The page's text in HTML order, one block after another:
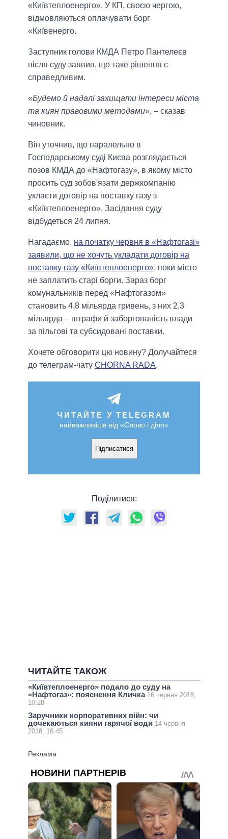
«Київтеплоенерго». У КП, своєю чергою,
відмовляються оплачувати борг
«Київенерго.
Заступник голови КМДА Петро Пантелеєв
після суду заявив, що таке рішення є
справедливим.
«Будемо й надалі захищати інтереси міста
та киян правовими методами», – сказав
чиновник.
Він уточнив, що паралельно в
Господарському суді Києва розглядається
позов КМДА до «Нафтогазу», в якому місто
просить суд зобов'язати держкомпанію
укласти договір на поставку газу з
«Київтеплоенерго». Засідання суду
відбудеться 24 липня.
Нагадаємо, на початку червня в «Нафтогазі»
заявили, що не хочуть укладати договір на
поставку газу «Київтеплоенерго», поки місто
не заплатить старі борги. Зараз борг
комунальників перед «Нафтогазом»
становить 4,8 мільярда гривень, з них 2,3
мільярда – штрафи й заборгованість влади
за пільгові та субсидовані поставки.
Хочете обговорити цю новину? Долучайтеся
до телеграм-чату CHORNA RADA.
ЧИТАЙТЕ У TELEGRAM
найважливіше від «Слово і діло»
Підписатися
Поділитися:
ЧИТАЙТЕ ТАКОЖ
«Київтеплоенерго» подало до суду на
«Нафтогаз»: пояснення Кличка 16 червня 2018,
10:28
Заручники корпоративних війн: чи
дочекаються кияни гарячої води 14 червня
2018, 16:45